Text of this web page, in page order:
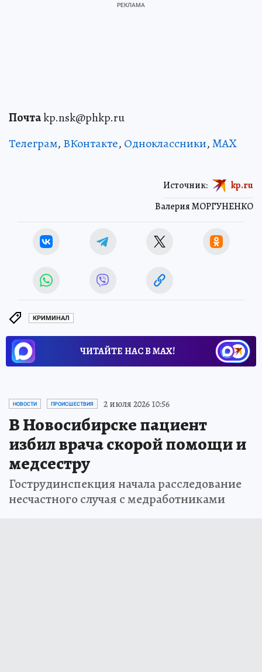
Почтаkp.nsk@phkp.ru
Телеграм, ВКонтакте, Одноклассники,MAX
Валерия МОРГУНЕНКО
Источник: kp.ru
КРИМИНАЛ
ЧИТАЙТЕ НАС В МАХ!
НОВОСТИ ПРОИСШЕСТВИЯ 2 июля 2026 10:56
В Новосибирске пациент
избил врача скорой помощи и
медсестру
Гострудинспекция начала расследование
несчастного случая с медработниками